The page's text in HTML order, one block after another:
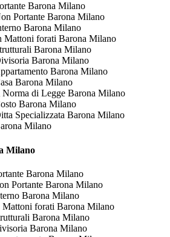
Barona Milano
Portante Barona Milano
Barona Milano
Mattoni forati Barona Milano
Barona Milano
Barona Milano
Barona Milano
Barona Milano
Norma di Legge Barona Milano
Barona Milano
Specializzata Barona Milano
Milano
Milano
Barona Milano
Portante Barona Milano
Barona Milano
Mattoni forati Barona Milano
Barona Milano
Barona Milano